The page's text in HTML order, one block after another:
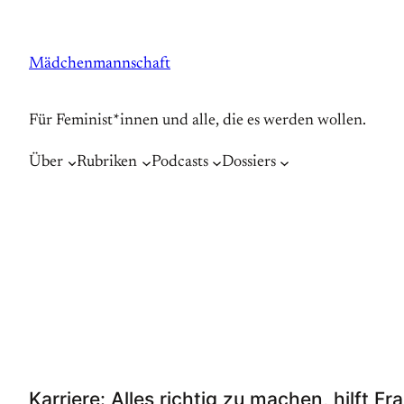
springen
Mädchenmannschaft
Für Feminist*innen und alle, die es werden wollen.
Über Rubriken Podcasts Dossiers
Karriere: Alles richtig zu machen, hilft